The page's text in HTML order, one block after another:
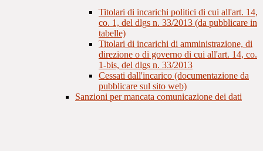
Titolari di incarichi politici di cui all'art. 14,
co. 1, del dlgs n. 33/2013 (da pubblicare in
tabelle)
Titolari di incarichi di amministrazione, di
direzione o di governo di cui all'art. 14, co.
1-bis, del dlgs n. 33/2013
Cessati dall'incarico (documentazione da
pubblicare sul sito web)
Sanzioni per mancata comunicazione dei dati